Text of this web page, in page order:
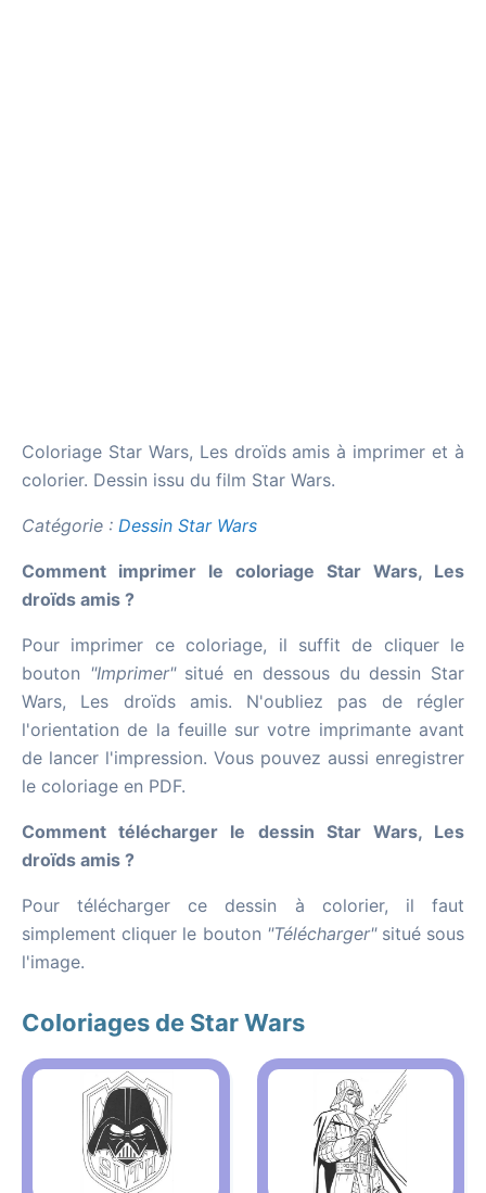
Coloriage Star Wars, Les droïds amis à imprimer et à
colorier. Dessin issu du film Star Wars.
Catégorie : Dessin Star Wars
Comment imprimer le coloriage Star Wars, Les
droïds amis ?
Pour imprimer ce coloriage, il suffit de cliquer le
bouton "Imprimer"situé en dessous du dessin Star
Wars, Les droïds amis. N'oubliez pas de régler
l'orientation de la feuille sur votre imprimante avant
de lancer l'impression. Vous pouvez aussi enregistrer
le coloriage en PDF.
Comment télécharger le dessin Star Wars, Les
droïds amis ?
Pour télécharger ce dessin à colorier, il faut
simplement cliquer le bouton "Télécharger"situé sous
l'image.
Coloriages de Star Wars